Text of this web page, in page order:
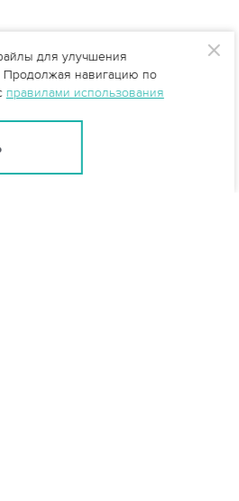
для улучшения
Продолжая навигацию по
правилами использования